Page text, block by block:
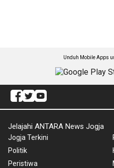
Unduh Mobile Apps
Jelajahi ANTARA News Jogja
Jogja Terkini
Politik
Peristiwa